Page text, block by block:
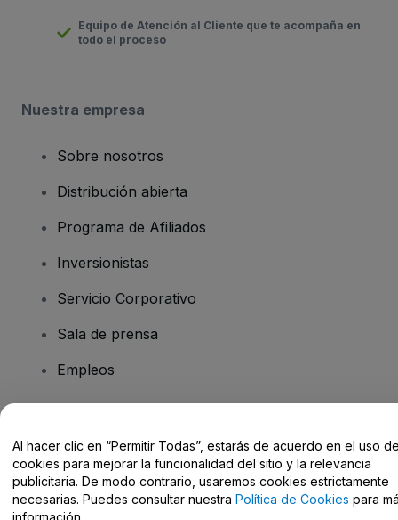
Equipo de Atención al Cliente que te acompaña en
todo el proceso
Nuestra empresa
Sobre nosotros
Distribución abierta
Programa de Afiliados
Inversionistas
Servicio Corporativo
Sala de prensa
Empleos
Centro de Ayuda / Contacto
Al hacer clic en “Permitir Todas”, estarás de acuerdo en el uso
cookies para mejorar la funcionalidad del sitio y la relevancia
publicitaria. De modo contrario, usaremos cookies estrictamente
necesarias. Puedes consultar nuestra Política de Cookies para
información.